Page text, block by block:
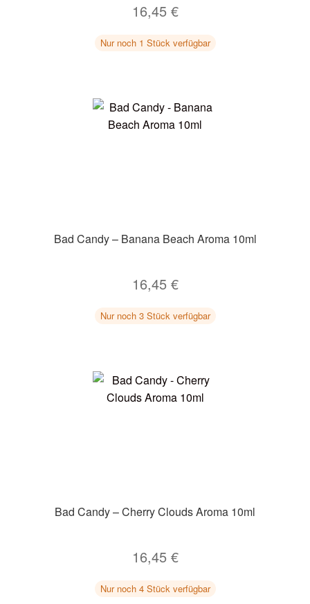
16,45 €
Nur noch 1 Stück verfügbar
Bad Candy – Banana Beach Aroma 10ml
16,45 €
Nur noch 3 Stück verfügbar
Bad Candy – Cherry Clouds Aroma 10ml
16,45 €
Nur noch 4 Stück verfügbar